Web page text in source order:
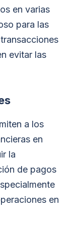
en varias
para las
evitar las
a los
en
la
de pagos
en